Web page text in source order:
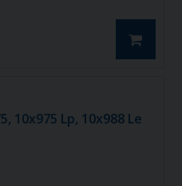
10x975 Lp, 10x988 Le